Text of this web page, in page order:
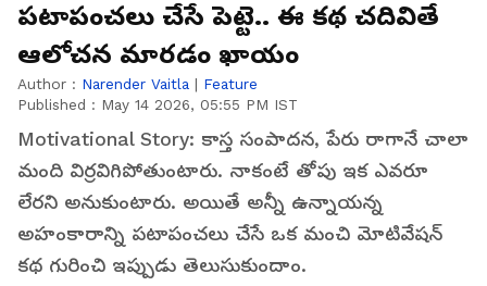
పటాపంచలు చేసే పెట్టె.. ఈ కథ చదివితే
ఆలోచన మారడం ఖాయం
Author : Narender Vaitla | Feature
Published : May 14 2026, 05:55 PM IST
Motivational Story: కాస్త సంపాదన, పేరు రాగానే చాలా
మంది విర్రవిగిపోతుంటారు. నాకంటే తోపు ఇక ఎవరూ
లేరని అనుకుంటారు. అయితే అన్నీ ఉన్నాయన్న
అహంకారాన్ని పటాపంచలు చేసే ఒక మంచి మోటివేషన్
కథ గురించి ఇప్పుడు తెలుసుకుందాం.